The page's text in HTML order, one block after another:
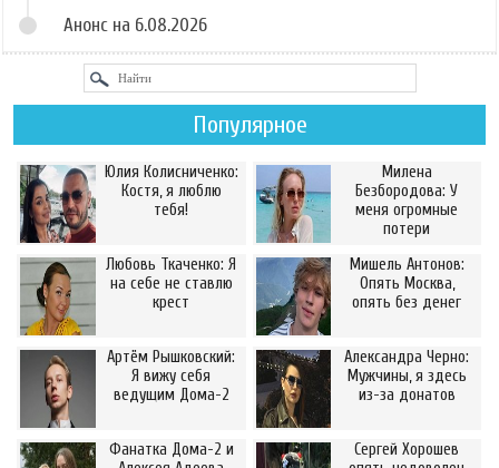
Анонс на 6.08.2026
Популярное
Юлия Колисниченко:
Костя, я люблю
тебя!
Милена
Безбородова: У
меня огромные
потери
Любовь Ткаченко: Я
на себе не ставлю
крест
Мишель Антонов:
Опять Москва,
опять без денег
Артём Рышковский:
Я вижу себя
ведущим Дома-2
Александра Черно:
Мужчины, я здесь
из-за донатов
Фанатка Дома-2 и
Сергей Хорошев